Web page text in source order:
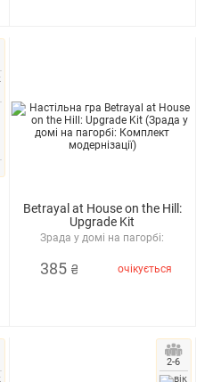
Betrayal at House on the Hill:
Upgrade Kit
Зрада у домі на пагорбі:
385 ₴ очікується
2-6